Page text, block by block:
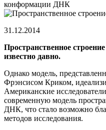
конформации ДНК
31.12.2014
Прoстрaнствeннoe
известно давно.
Однако модель,
Фрэнсисом Криком,
Американские
современную модель
ДНК, что стало возможно
методов исследования.